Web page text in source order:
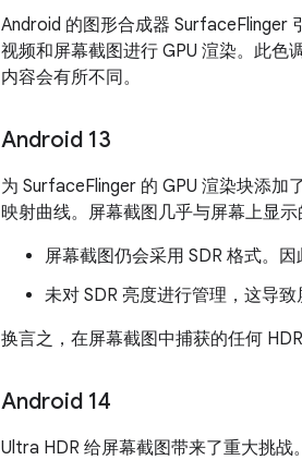
Android 的图形合成器 SurfaceFlinger
视频和屏幕截图进行 GPU 渲染。此
内容会有所不同。
Android 13
为 SurfaceFlinger 的 GPU 渲染块添加
映射曲线。屏幕截图几乎与屏幕上显
屏幕截图仍会采用 SDR 格式。
未对 SDR 亮度进行管理，这导
换言之，在屏幕截图中捕获的任何
Android 14
Ultra HDR 给屏幕截图带来了重大挑